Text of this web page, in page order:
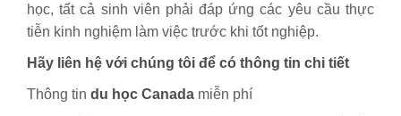
học, tất cả sinh viên phải đáp ứng các yêu cầu thực
tiễn kinh nghiệm làm việc trước khi tốt nghiệp.
Hãy liên hệ với chúng tôi để có thông tin chi tiết
Thông tin du học Canada miễn phí